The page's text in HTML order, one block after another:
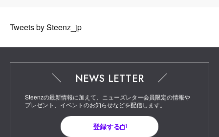
Tweets by Steenz_jp
NEWS LETTER
Steenzの最新情報に加えて、ニューズレター会員限定の情報や
プレゼント、イベントのお知らせなどを配信します。
登録する